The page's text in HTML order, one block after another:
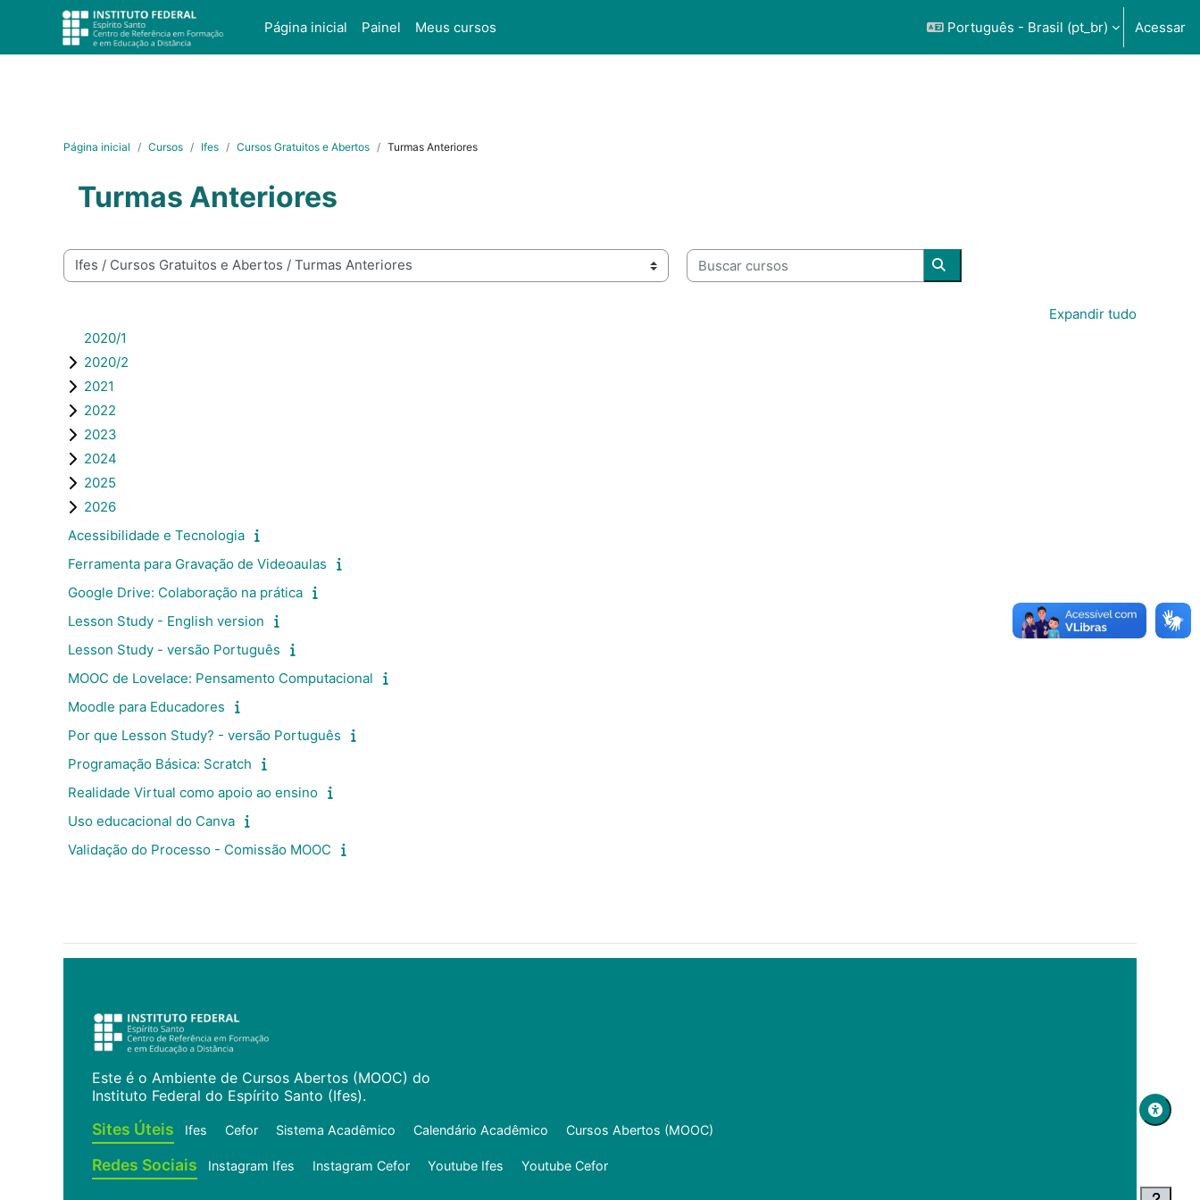
Ir para o conteúdo principal
Página inicial
Painel Meus cursos Português - Brasil ‎(pt_br)‎ Acessar
Página inicial Cursos Ifes Cursos Gratuitos e Abertos Turmas Anteriores
Turmas Anteriores
Categorias de Cursos
Buscar cursos
Buscar cursos
Expandir tudo
2020/1
2020/2
2021
2022
2023
2024
2025
2026
Acessibilidade e Tecnologia
Ferramenta para Gravação de Videoaulas
Google Drive: Colaboração na prática
Lesson Study - English version
Lesson Study - versão Português
MOOC de Lovelace: Pensamento Computacional
Moodle para Educadores
Por que Lesson Study? - versão Português
Programação Básica: Scratch
Realidade Virtual como apoio ao ensino
Uso educacional do Canva
Validação do Processo - Comissão MOOC
Este é o Ambiente de Cursos Abertos (MOOC) do
Instituto Federal do Espírito Santo (Ifes).
Sites Úteis Ifes Cefor Sistema Acadêmico Calendário Acadêmico Cursos Abertos (MOOC)
Redes Sociais Instagram Ifes Instagram Cefor Youtube Ifes Youtube Cefor